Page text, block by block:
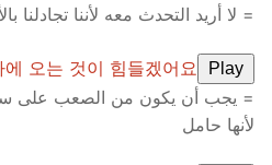
= لا أريد التحدث معه لأننا تجادلنا
Play
오는 것이 힘들겠어요
= يجب أن يكون من الصعب على
لأنها حامل